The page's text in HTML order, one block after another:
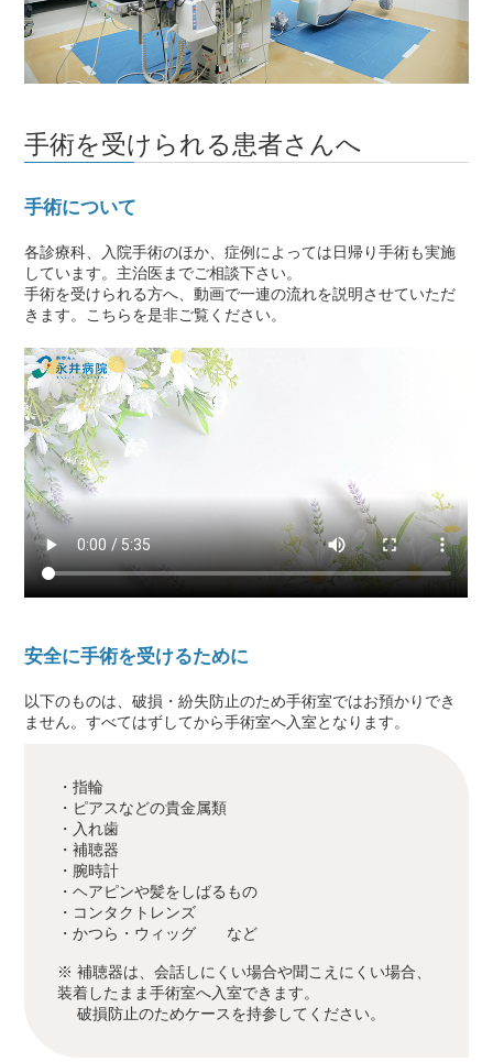
手術を受けられる患者さんへ
手術について
各診療科、入院手術のほか、症例によっては日帰り手術も実施
しています。主治医までご相談下さい。
手術を受けられる方へ、動画で一連の流れを説明させていただ
きます。こちらを是非ご覧ください。
安全に手術を受けるために
以下のものは、破損・紛失防止のため手術室ではお預かりでき
ません。すべてはずしてから手術室へ入室となります。
・指輪
・ピアスなどの貴金属類
・入れ歯
・補聴器
・腕時計
・ヘアピンや髪をしばるもの
・コンタクトレンズ
・かつら・ウィッグ など
※ 補聴器は、会話しにくい場合や聞こえにくい場合、
装着したまま手術室へ入室できます。
破損防止のためケースを持参してください。